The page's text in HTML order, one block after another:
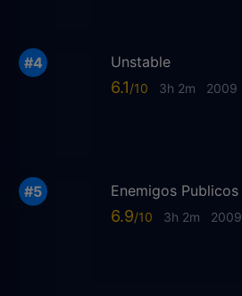
Unstable
6.1 3h 2m 2009
Enemigos Publicos
6.9 3h 2m 2009